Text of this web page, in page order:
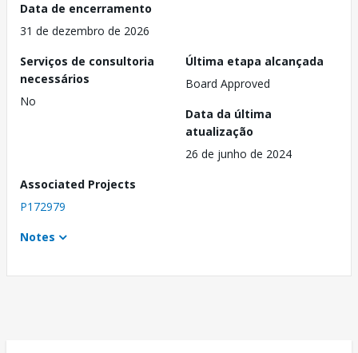
Data de encerramento
31 de dezembro de 2026
Serviços de consultoria
necessários
No
Última etapa alcançada
Board Approved
Data da última
atualização
26 de junho de 2024
Associated Projects
P172979
Notes